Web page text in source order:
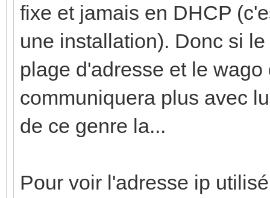
fixe et jamais en DHCP
une installation). Donc si
plage d'adresse et le
communiquera plus avec
de ce genre la...
Pour voir l'adresse ip